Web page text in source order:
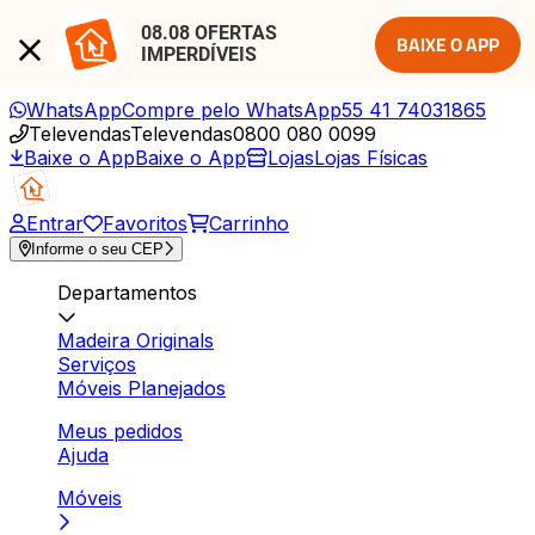
08.08 OFERTAS
IMPERDÍVEIS
BAIXE O APP
WhatsAppCompre pelo WhatsApp55 41 74031865
TelevendasTelevendas0800 080 0099
Baixe o AppBaixe o App LojasLojas Físicas
Entrar Favoritos Carrinho
Informe o seu CEP
Departamentos
Madeira Originals
Serviços
Móveis Planejados
Meus pedidos
Ajuda
Móveis